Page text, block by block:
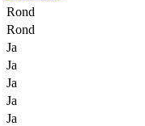
Rond
Rond
Ja
Ja
Ja
Ja
Ja